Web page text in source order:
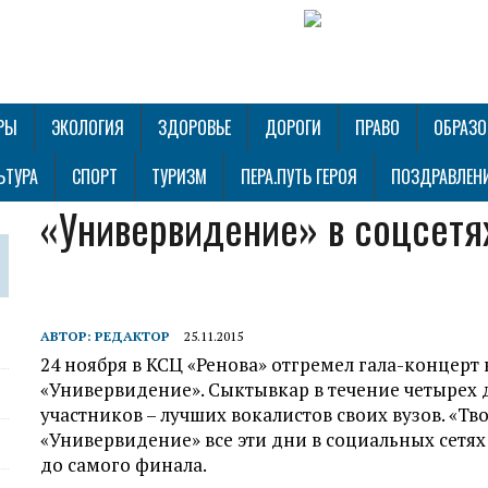
ЭКОЛОГИЯ ЗДОРОВЬЕ ДОРОГИ ПРАВО
СПОРТ ТУРИЗМ ПЕРА.ПУТЬ ГЕРОЯ
«Универвидение» в
АВТОР:РЕДАКТОР 25.11.2015
24 ноября в КСЦ «Ренова» отгремел гала-
«Универвидение». Сыктывкар в течение четырех
участников – лучших вокалистов своих вузов.
«Универвидение» все эти дни в социальных
до самого финала.